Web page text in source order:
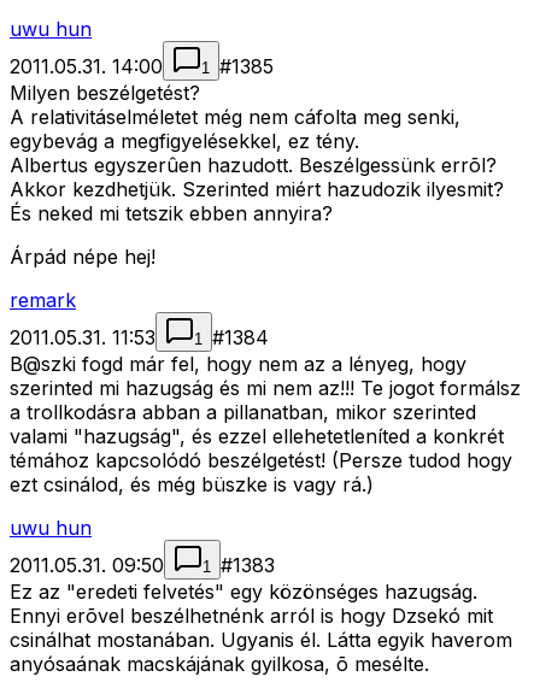
uwu hun
2011.05.31. 14:00
1 #1385
Milyen beszélgetést?
A relativitáselméletet még nem cáfolta meg senki,
egybevág a megfigyelésekkel, ez tény.
Albertus egyszerûen hazudott. Beszélgessünk errõl?
Akkor kezdhetjük. Szerinted miért hazudozik ilyesmit?
És neked mi tetszik ebben annyira?
Árpád népe hej!
remark
2011.05.31. 11:53
1 #1384
B@szki fogd már fel, hogy nem az a lényeg, hogy
szerinted mi hazugság és mi nem az!!! Te jogot formálsz
a trollkodásra abban a pillanatban, mikor szerinted
valami "hazugság", és ezzel ellehetetleníted a konkrét
témához kapcsolódó beszélgetést! (Persze tudod hogy
ezt csinálod, és még büszke is vagy rá.)
uwu hun
2011.05.31. 09:50
1 #1383
Ez az "eredeti felvetés" egy közönséges hazugság.
Ennyi erõvel beszélhetnénk arról is hogy Dzsekó mit
csinálhat mostanában. Ugyanis él. Látta egyik haverom
anyósaának macskájának gyilkosa, õ mesélte.